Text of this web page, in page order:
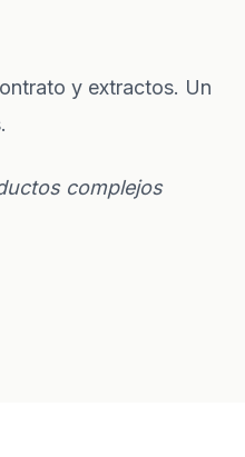
y extractos. Un
complejos